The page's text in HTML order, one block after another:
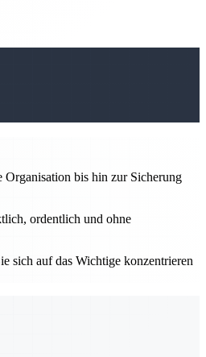
Organisation bis hin zur Sicherung
ordentlich und ohne
sich auf das Wichtige konzentrieren